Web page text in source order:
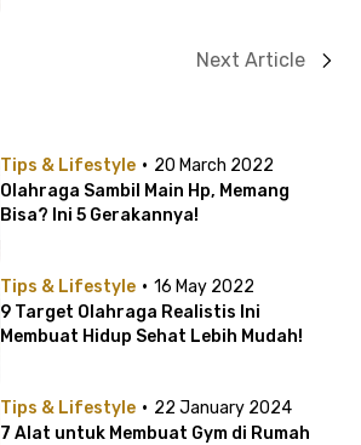
Next Article
Tips & Lifestyle · 20 March 2022
Olahraga Sambil Main Hp, Memang
Bisa? Ini 5 Gerakannya!
Tips & Lifestyle · 16 May 2022
9 Target Olahraga Realistis Ini
Membuat Hidup Sehat Lebih Mudah!
Tips & Lifestyle · 22 January 2024
7 Alat untuk Membuat Gym di Rumah